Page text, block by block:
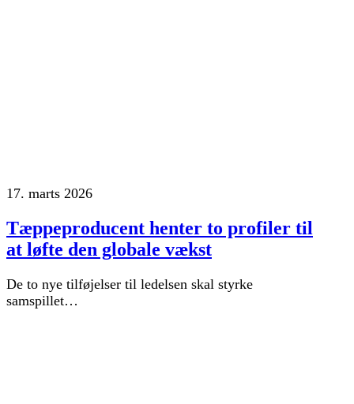
17. marts 2026
Tæppeproducent henter to profiler til
at løfte den globale vækst
De to nye tilføjelser til ledelsen skal styrke
samspillet…